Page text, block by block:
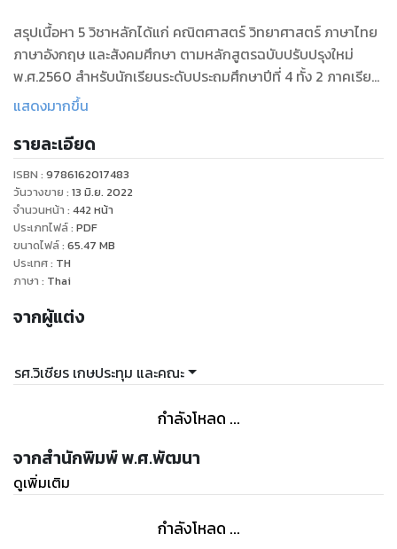
สรุปเนื้อหา 5 วิชาหลักได้แก่ คณิตศาสตร์ วิทยาศาสตร์ ภาษาไทย
ภาษาอังกฤษ และสังคมศึกษา ตามหลักสูตรฉบับปรับปรุงใหม่
พ.ศ.2560 สำหรับนักเรียนระดับประถมศึกษาปีที่ 4 ทั้ง 2 ภาคเรียน
และแบบทดสอบแต่ละสาระ และแบบทดสอบปลายภาค พร้อมเฉลย
สอบกลางภาคและปลายภาค
แสดงมากขึ้น
รายละเอียด
ISBN : 9786162017483
วันวางขาย : 13 มิ.ย. 2022
จำนวนหน้า : 442 หน้า
ประเภทไฟล์: PDF
ขนาดไฟล์: 65.47 MB
ประเทศ: TH
ภาษา : Thai
จากผู้แต่ง
รศ.วิเชียร เกษประทุม และคณะ
กำลังโหลด ...
จากสำนักพิมพ์ พ.ศ.พัฒนา
ดูเพิ่มเติม
กำลังโหลด ...